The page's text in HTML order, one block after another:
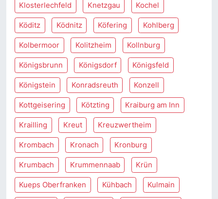
Klosterlechfeld Knetzgau Kochel
Köditz Ködnitz Köfering Kohlberg
Kolbermoor Kolitzheim Kollnburg
Königsbrunn Königsdorf Königsfeld
Königstein Konradsreuth Konzell
Kottgeisering Kötzting Kraiburg am Inn
Krailling Kreut Kreuzwertheim
Krombach Kronach Kronburg
Krumbach Krummennaab Krün
Kueps Oberfranken Kühbach Kulmain